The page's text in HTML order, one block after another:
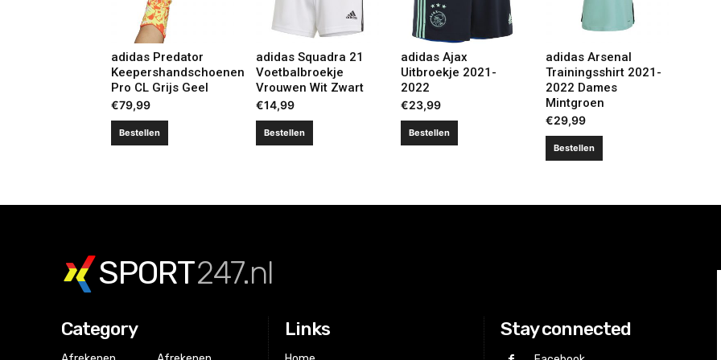
adidas Predator
Keepershandschoenen
Pro CL Grijs Geel
€79,99
Bestellen
adidas Squadra 21
Voetbalbroekje
Vrouwen Wit Zwart
€14,99
Bestellen
adidas Ajax
Uitbroekje 2021-
2022
€23,99
Bestellen
adidas Arsenal
Trainingsshirt 2021-
2022 Dames
Mintgroen
€29,99
Bestellen
SPORT247.nl
Category Links Stay connected